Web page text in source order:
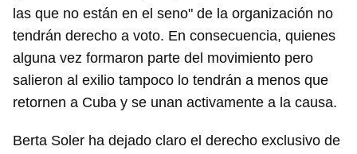
las que no están en el seno" de la organización no
tendrán derecho a voto. En consecuencia, quienes
alguna vez formaron parte del movimiento pero
salieron al exilio tampoco lo tendrán a menos que
retornen a Cuba y se unan activamente a la causa.
Berta Soler ha dejado claro el derecho exclusivo de